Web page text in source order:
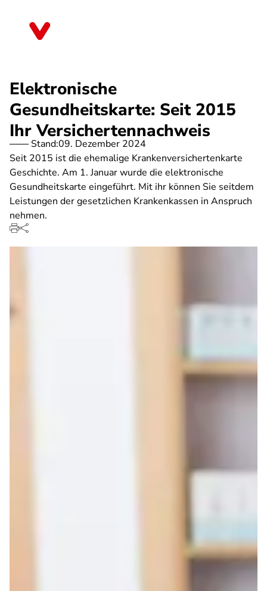
Elektronische
Gesundheitskarte: Seit 2015
Ihr Versichertennachweis
Stand:09. Dezember 2024
Seit 2015 ist die ehemalige Krankenversichertenkarte
Geschichte. Am 1. Januar wurde die elektronische
Gesundheitskarte eingeführt. Mit ihr können Sie seitdem
Leistungen der gesetzlichen Krankenkassen in Anspruch
nehmen.